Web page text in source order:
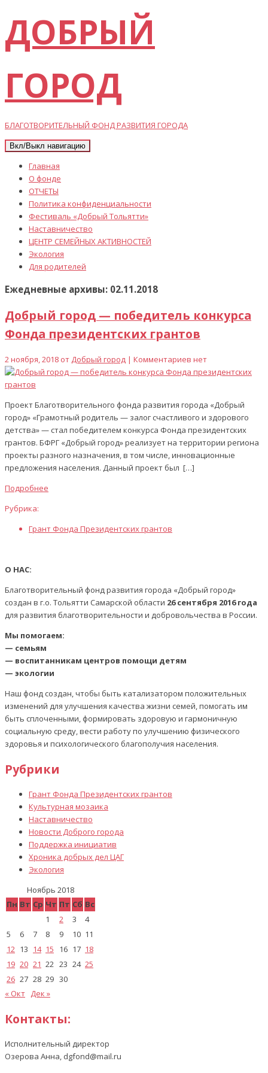
ДОБРЫЙ
ГОРОД
БЛАГОТВОРИТЕЛЬНЫЙ ФОНД РАЗВИТИЯ ГОРОДА
Вкл/Выкл навигацию
Главная
О фонде
ОТЧЕТЫ
Политика конфиденциальности
Фестиваль «Добрый Тольятти»
Наставничество
ЦЕНТР СЕМЕЙНЫХ АКТИВНОСТЕЙ
Экология
Для родителей
Ежедневные архивы: 02.11.2018
Добрый город — победитель конкурса
Фонда президентских грантов
2 ноября, 2018 от Добрый город | Комментариев нет
Проект Благотворительного фонда развития города «Добрый
город» «Грамотный родитель — залог счастливого и здорового
детства» — стал победителем конкурса Фонда президентских
грантов. БФРГ «Добрый город» реализует на территории региона
проекты разного назначения, в том числе, инновационные
предложения населения. Данный проект был […]
Подробнее
Рубрика:
Грант Фонда Президентских грантов
О НАС:
Благотворительный фонд развития города «Добрый город»
создан в г.о. Тольятти Самарской области 26 сентября 2016 года
для развития благотворительности и добровольчества в России.
Мы помогаем:
— семьям
— воспитанникам центров помощи детям
— экологии
Наш фонд создан, чтобы быть катализатором положительных
изменений для улучшения качества жизни семей, помогать им
быть сплоченными, формировать здоровую и гармоничную
социальную среду, вести работу по улучшению физического
здоровья и психологического благополучия населения.
Рубрики
Грант Фонда Президентских грантов
Культурная мозаика
Наставничество
Новости Доброго города
Поддержка инициатив
Хроника добрых дел ЦАГ
Экология
Ноябрь 2018
Пн Вт Ср Чт Пт Сб Вс
1
2 3
4
5
6 7 8 9 10 11
12 13 14 15 16 17 18
19 20 21 22 23 24 25
26 27 28 29 30
« Окт Дек »
Контакты:
Исполнительный директор
Озерова Анна, dgfond@mail.ru